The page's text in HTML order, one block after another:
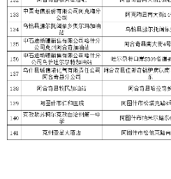
新公网安备65300102000007号 新ICP备
政府网站标识码：6530000002 法律声